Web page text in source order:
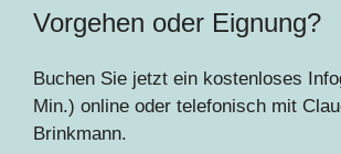
Vorgehen oder Eignung?
Buchen Sie jetzt ein kostenloses
Min.) online oder telefonisch mit
Brinkmann.